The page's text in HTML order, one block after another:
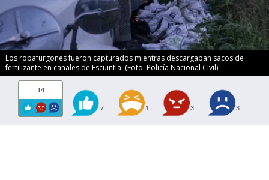
Los robafurgones fueron capturados mientras descargaban sacos de
fertilizante en cañales de Escuintla. (Foto: Policía Nacional Civil)
14
7 1 3 3